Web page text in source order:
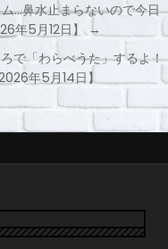
…鼻水止まらないので今日
年5月12日】 →
で「わらべうた」するよ！
年5月14日】